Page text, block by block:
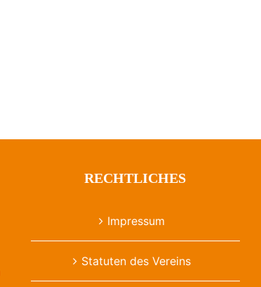
RECHTLICHES
Impressum
Statuten des Vereins